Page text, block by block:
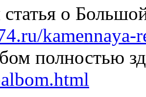
о
kamennaya-
полностью